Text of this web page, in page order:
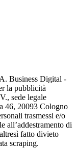
Business Digital -
la pubblicità
sede legale
46, 20093 Cologno
trasmessi e/o
all’addestramento di
fatto divieto
scraping.